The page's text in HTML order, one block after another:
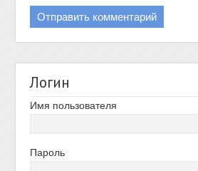
Логин
Имя пользователя
Пароль